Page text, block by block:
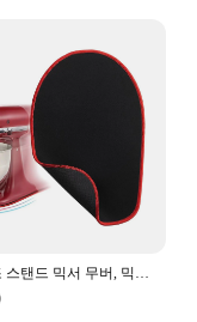
Compact and
a
to tackle a
Its robust 5Q
주방 보조 스탠드 믹서 무버, 믹서 슬라이더 패드, 주방 보조 냄비 매트 액세서리, 주방 보조 장인과 호환 가능